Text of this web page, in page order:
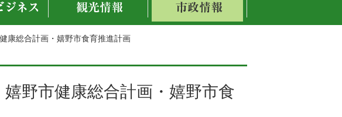
康総合計画・嬉野市食育推進計画
野市健康総合計画・嬉野市食